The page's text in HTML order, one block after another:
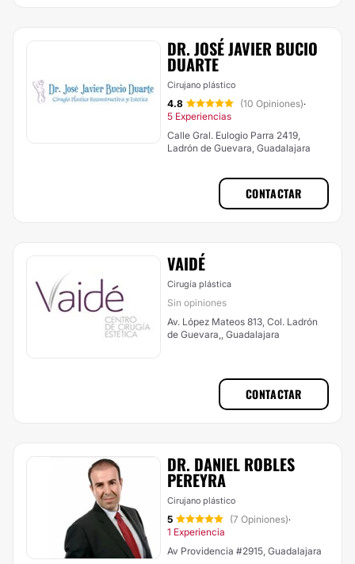
DR. JOSÉ JAVIER BUCIO
DUARTE
Cirujano plástico
4.8 (10 Opiniones)·
5 Experiencias
Calle Gral. Eulogio Parra 2419,
Ladrón de Guevara, Guadalajara
CONTACTAR
VAIDÉ
Cirugía plástica
Sin opiniones
Av. López Mateos 813, Col. Ladrón
de Guevara,, Guadalajara
CONTACTAR
DR. DANIEL ROBLES
PEREYRA
Cirujano plástico
5 (7 Opiniones)·
1 Experiencia
Av Providencia #2915, Guadalajara